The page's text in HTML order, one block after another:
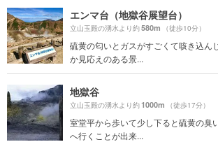
エンマ台（地獄谷展望台）
立山玉殿の湧水より約580m （徒歩10分）
硫黄の匂いとガスがすごくて咳き込ん
か見応えのある景...
地獄谷
立山玉殿の湧水より約1000m （徒歩17分）
室堂平から歩いて少し下ると硫黄の臭
へ行くことが出来...